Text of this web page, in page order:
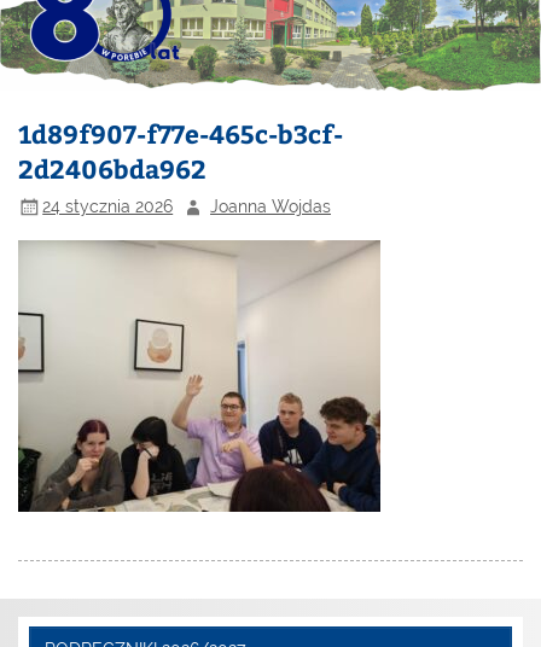
1d89f907-f77e-465c-b3cf-
2d2406bda962
24 stycznia 2026 Joanna Wojdas